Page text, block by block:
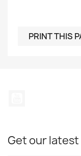
Get our latest